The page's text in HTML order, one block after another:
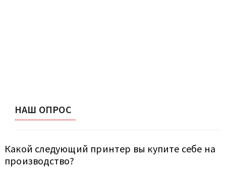
НАШ ОПРОС
Какой следующий принтер вы купите себе на
производство?